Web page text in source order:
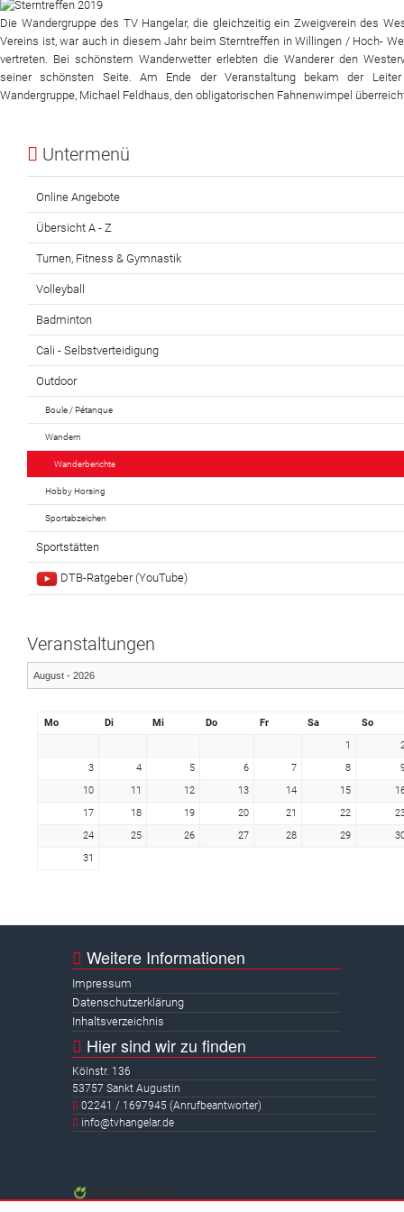
Website
News
Die Wandergruppe des TV Hangelar, die gleichzeitig ein Zweigverein des
Vereins ist, war auch in diesem Jahr beim Sterntreffen in Willingen / Hoch-
vertreten. Bei schönstem Wanderwetter erlebten die Wanderer den
seiner schönsten Seite. Am Ende der Veranstaltung bekam der Leiter
Wandergruppe, Michael Feldhaus, den obligatorischen Fahnenwimpel
Untermenü
Online Angebote
Übersicht A - Z
Turnen, Fitness & Gymnastik
Volleyball
Badminton
Cali - Selbstverteidigung
Outdoor
Boule / Pétanque
Wandern
Wanderberichte
Hobby Horsing
Sportabzeichen
Sportstätten
DTB-Ratgeber (YouTube)
Veranstaltungen
Mo Di Mi Do Fr Sa
So
1
3
4 5 6 7 8
10
11 12 13 14 15
17
18 19 20 21 22
24
25 26 27 28 29
31
Weitere Informationen
Impressum
Datenschutzerklärung
Inhaltsverzeichnis
Hier sind wir zu finden
Kölnstr. 136
53757 Sankt Augustin
02241 / 1697945 (Anrufbeantworter)
info@tvhangelar.de